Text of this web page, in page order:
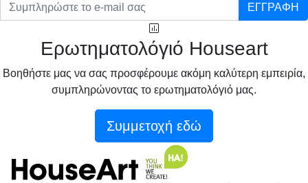
ΕΓΓΡΑΦΗ
Ερωτηματολόγιό Houseart
Βοηθήστε μας να σας προσφέρουμε ακόμη καλύτερη εμπειρία,
συμπληρώνοντας το ερωτηματολόγιό μας.
Συμμετοχή εδώ